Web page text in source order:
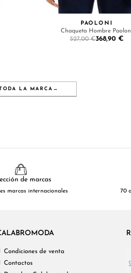
PAOLONI
Chaqueta Hombre
527,00 €368,90 €
LA MARCA →
de marcas
marcas internacionales 70
Condiciones de venta
Contactos